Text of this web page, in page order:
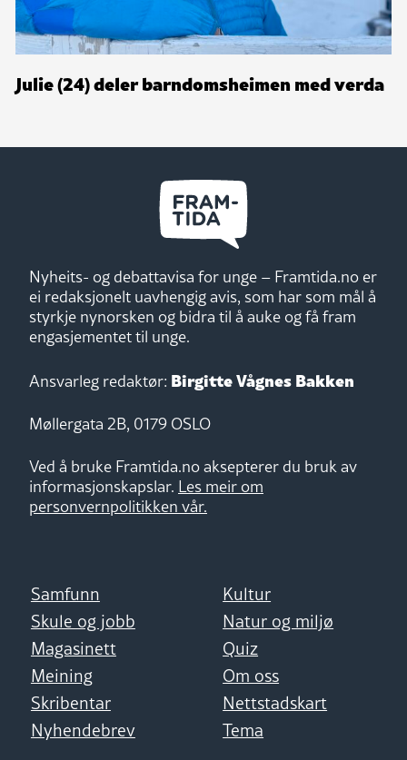
Julie (24) deler barndomsheimen med verda
Nyheits- og debattavisa for unge – Framtida.no er
ei redaksjonelt uavhengig avis, som har som mål å
styrkje nynorsken og bidra til å auke og få fram
engasjementet til unge.
Ansvarleg redaktør: Birgitte Vågnes Bakken
Møllergata 2B, 0179 OSLO
Ved å bruke Framtida.no aksepterer du bruk av
informasjonskapslar. Les meir om
personvernpolitikken vår.
Samfunn
Kultur
Skule og jobb
Natur og miljø
Magasinett
Quiz
Meining
Om oss
Skribentar
Nettstadskart
Nyhendebrev
Tema